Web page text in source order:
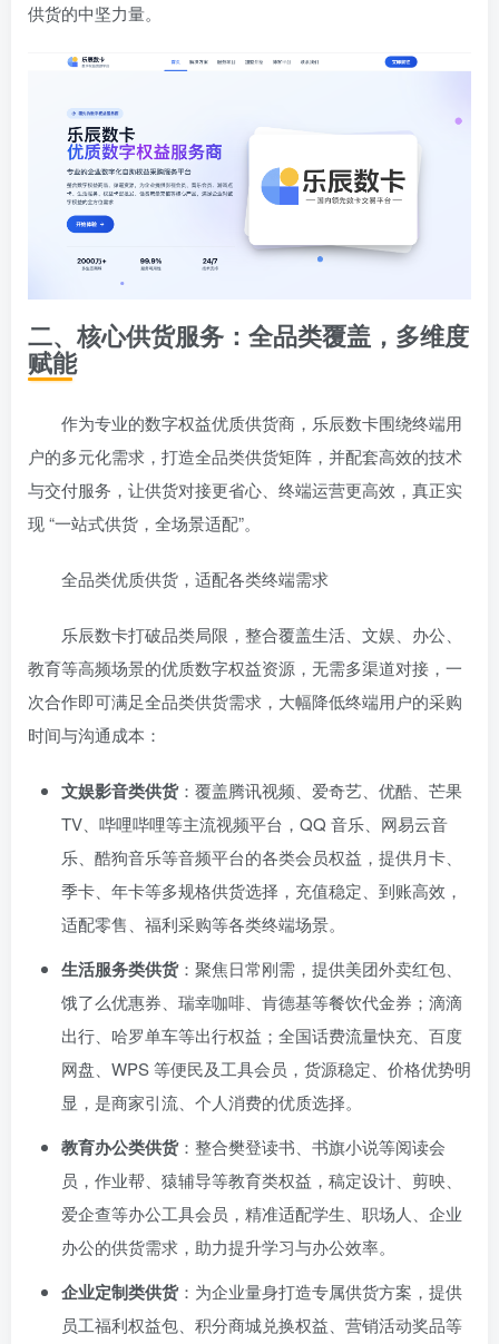
供货的中坚力量。
二、核心供货服务：全品类覆盖，多维度
赋能
作为专业的数字权益优质供货商，乐辰数卡围绕终端用
户的多元化需求，打造全品类供货矩阵，并配套高效的技术
与交付服务，让供货对接更省心、终端运营更高效，真正实
现 “一站式供货，全场景适配”。
全品类优质供货，适配各类终端需求
乐辰数卡打破品类局限，整合覆盖生活、文娱、办公、
教育等高频场景的优质数字权益资源，无需多渠道对接，一
次合作即可满足全品类供货需求，大幅降低终端用户的采购
时间与沟通成本：
文娱影音类供货：覆盖腾讯视频、爱奇艺、优酷、芒果
TV、哔哩哔哩等主流视频平台，QQ 音乐、网易云音
乐、酷狗音乐等音频平台的各类会员权益，提供月卡、
季卡、年卡等多规格供货选择，充值稳定、到账高效，
适配零售、福利采购等各类终端场景。
生活服务类供货：聚焦日常刚需，提供美团外卖红包、
饿了么优惠券、瑞幸咖啡、肯德基等餐饮代金券；滴滴
出行、哈罗单车等出行权益；全国话费流量快充、百度
网盘、WPS 等便民及工具会员，货源稳定、价格优势明
显，是商家引流、个人消费的优质选择。
教育办公类供货：整合樊登读书、书旗小说等阅读会
员，作业帮、猿辅导等教育类权益，稿定设计、剪映、
爱企查等办公工具会员，精准适配学生、职场人、企业
办公的供货需求，助力提升学习与办公效率。
企业定制类供货：为企业量身打造专属供货方案，提供
员工福利权益包、积分商城兑换权益、营销活动奖品等